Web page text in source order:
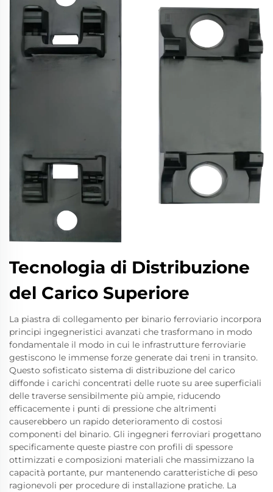
Tecnologia di Distribuzione
del Carico Superiore
La piastra di collegamento per binario ferroviario incorpora
principi ingegneristici avanzati che trasformano in modo
fondamentale il modo in cui le infrastrutture ferroviarie
gestiscono le immense forze generate dai treni in transito.
Questo sofisticato sistema di distribuzione del carico
diffonde i carichi concentrati delle ruote su aree superficiali
delle traverse sensibilmente più ampie, riducendo
efficacemente i punti di pressione che altrimenti
causerebbero un rapido deterioramento di costosi
componenti del binario. Gli ingegneri ferroviari progettano
specificamente queste piastre con profili di spessore
ottimizzati e composizioni materiali che massimizzano la
capacità portante, pur mantenendo caratteristiche di peso
ragionevoli per procedure di installazione pratiche. La